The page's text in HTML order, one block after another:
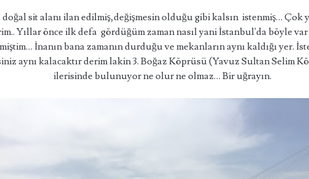
doğal sit alanı ilan edilmiş,değişmesin olduğu gibi kalsın istenmiş… Çok
Yıllar önce ilk defa gördüğüm zaman nasıl yani İstanbul'da böyle
İnanın bana zamanın durduğu ve mekanların aynı kaldığı yer.
aynı kalacaktır derim lakin 3. Boğaz Köprüsü (Yavuz Sultan Selim
ilerisinde bulunuyor ne olur ne olmaz… Bir uğrayın.